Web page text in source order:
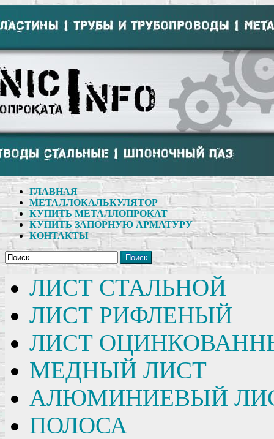
ГЛАВНАЯ
МЕТАЛЛОКАЛЬКУЛЯТОР
КУПИТЬ МЕТАЛЛОПРОКАТ
КУПИТЬ ЗАПОРНУЮ АРМАТУРУ
КОНТАКТЫ
Поиск
ЛИСТ СТАЛЬНОЙ
ЛИСТ РИФЛЕНЫЙ
ЛИСТ
МЕДНЫЙ ЛИСТ
АЛЮМИНИЕВЫЙ
ПОЛОСА